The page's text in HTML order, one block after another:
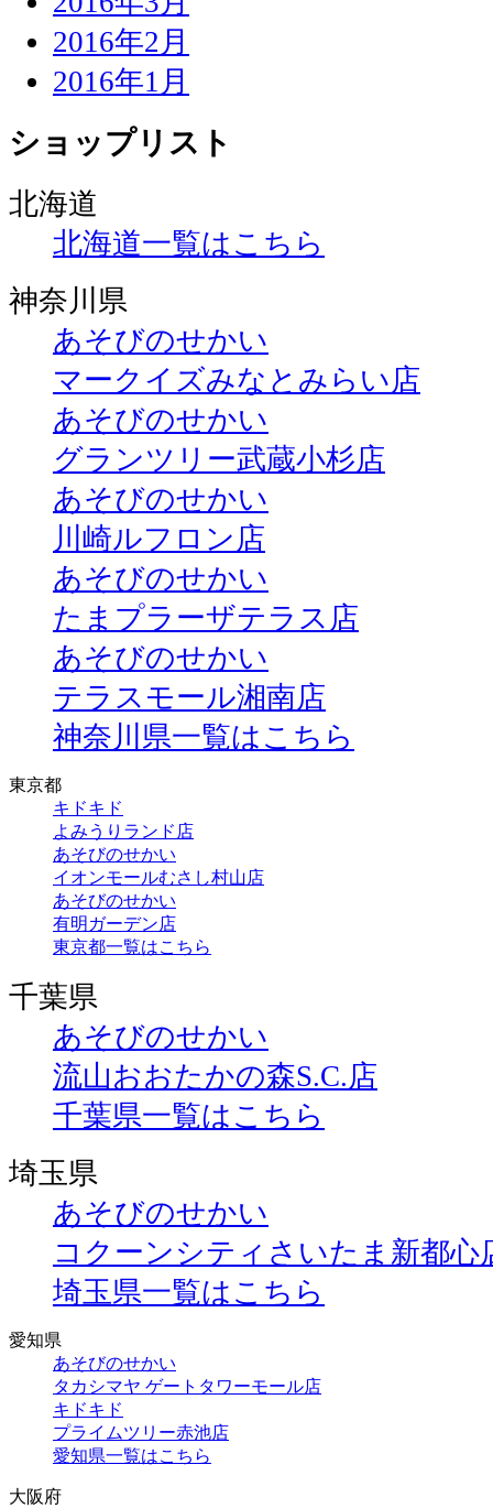
2016年2月
2016年1月
ショップリスト
北海道
北海道一覧はこちら
神奈川県
あそびのせかい
マークイズみなとみらい店
あそびのせかい
グランツリー武蔵小杉店
あそびのせかい
川崎ルフロン店
あそびのせかい
たまプラーザテラス店
あそびのせかい
テラスモール湘南店
神奈川県一覧はこちら
東京都
キドキド
よみうりランド店
あそびのせかい
イオンモールむさし村山店
あそびのせかい
有明ガーデン店
東京都一覧はこちら
千葉県
あそびのせかい
流山おおたかの森S.C.店
千葉県一覧はこちら
埼玉県
あそびのせかい
コクーンシティさいたま新都心
埼玉県一覧はこちら
愛知県
あそびのせかい
タカシマヤ ゲートタワーモール店
キドキド
プライムツリー赤池店
愛知県一覧はこちら
大阪府